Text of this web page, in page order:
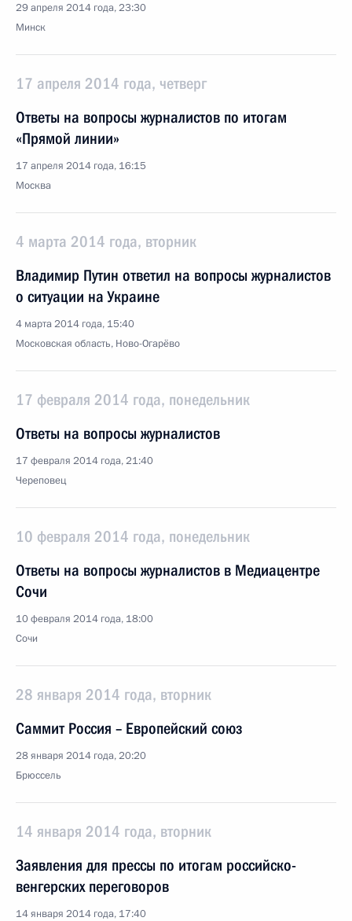
29 апреля 2014 года, 23:30
Минск
17 апреля 2014 года, четверг
Ответы на вопросы журналистов по итогам
«Прямой линии»
17 апреля 2014 года, 16:15
Москва
4 марта 2014 года, вторник
Владимир Путин ответил на вопросы журналистов
о ситуации на Украине
4 марта 2014 года, 15:40
Московская область, Ново-Огарёво
17 февраля 2014 года, понедельник
Ответы на вопросы журналистов
17 февраля 2014 года, 21:40
Череповец
10 февраля 2014 года, понедельник
Ответы на вопросы журналистов в Медиацентре
Сочи
10 февраля 2014 года, 18:00
Сочи
28 января 2014 года, вторник
Саммит Россия – Европейский союз
28 января 2014 года, 20:20
Брюссель
14 января 2014 года, вторник
Заявления для прессы по итогам российско-
венгерских переговоров
14 января 2014 года, 17:40